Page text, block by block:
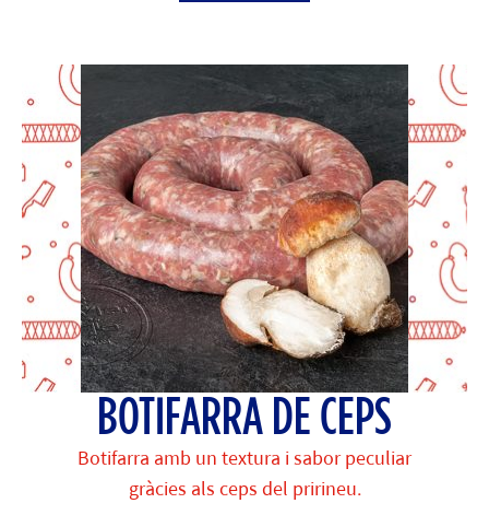
BOTIFARRA DE CEPS
Botifarra amb un textura i sabor peculiar
gràcies als ceps del pririneu.